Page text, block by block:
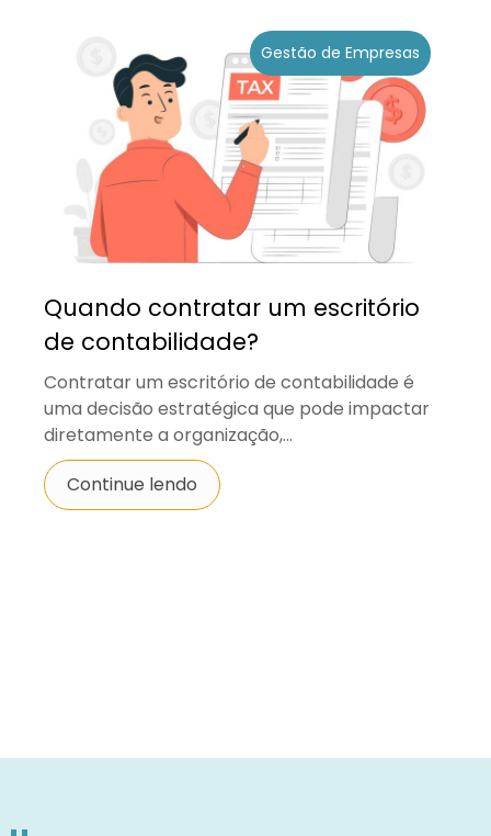
Gestão de Empresas
Quando contratar um escritório
de contabilidade?
Contratar um escritório de contabilidade é
uma decisão estratégica que pode impactar
diretamente a organização,...
Continue lendo